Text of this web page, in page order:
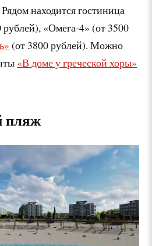
находится гостиница
рублей), «Омега-4» (от 3500
(от 3800 рублей). Можно
«В доме у греческой хоры»
пляж